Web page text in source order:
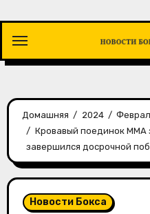
содержимому
Домашняя 2024
Кровавый поединок ММА
завершился досрочной
Новости Бокса